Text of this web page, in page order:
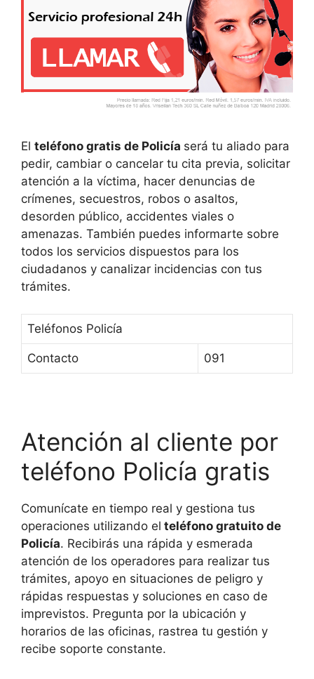
El teléfono gratis de Policía será tu aliado para
pedir, cambiar o cancelar tu cita previa, solicitar
atención a la víctima, hacer denuncias de
crímenes, secuestros, robos o asaltos,
desorden público, accidentes viales o
amenazas. También puedes informarte sobre
todos los servicios dispuestos para los
ciudadanos y canalizar incidencias con tus
trámites.
Teléfonos Policía
Contacto 091
Atención al cliente por
teléfono Policía gratis
Comunícate en tiempo real y gestiona tus
operaciones utilizando el teléfono gratuito de
Policía. Recibirás una rápida y esmerada
atención de los operadores para realizar tus
trámites, apoyo en situaciones de peligro y
rápidas respuestas y soluciones en caso de
imprevistos. Pregunta por la ubicación y
horarios de las oficinas, rastrea tu gestión y
recibe soporte constante.